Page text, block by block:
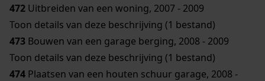
472 Uitbreiden van een woning, 2007 - 2009
Toon details van deze beschrijving (1 bestand)
473 Bouwen van een garage berging, 2008 - 2009
Toon details van deze beschrijving (1 bestand)
474 Plaatsen van een houten schuur garage, 2008 -